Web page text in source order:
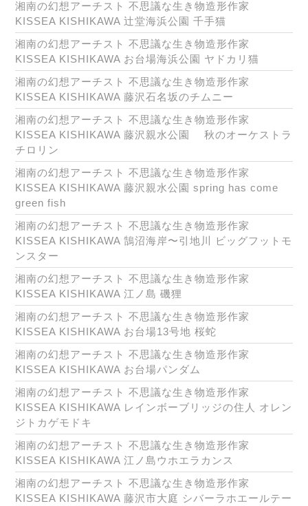
湘南の幻想アーチスト 不思議な生き物造形作家
KISSEA KISHIKAWA 辻堂海浜公園 千手猫
湘南の幻想アーチスト 不思議な生き物造形作家
KISSEA KISHIKAWA お台場海浜公園 ヤドカリ猫
湘南の幻想アーチスト 不思議な生き物造形作家
KISSEA KISHIKAWA 藤沢石名坂のチムニー
湘南の幻想アーチスト 不思議な生き物造形作家
KISSEA KISHIKAWA 藤沢親水公園 秋のオーケストラ
チロリン
湘南の幻想アーチスト 不思議な生き物造形作家
KISSEA KISHIKAWA 藤沢親水公園 spring has come
green fish
湘南の幻想アーチスト 不思議な生き物造形作家
KISSEA KISHIKAWA 鵠沼海岸〜引地川 ビッグフットモ
ンスター
湘南の幻想アーチスト 不思議な生き物造形作家
KISSEA KISHIKAWA 江ノ島 磯狸
湘南の幻想アーチスト 不思議な生き物造形作家
KISSEA KISHIKAWA お台場13号地 桜蛇
湘南の幻想アーチスト 不思議な生き物造形作家
KISSEA KISHIKAWA お台場パンダム
湘南の幻想アーチスト 不思議な生き物造形作家
KISSEA KISHIKAWA レインボーブリッジの住人 オレン
ジトカゲモドキ
湘南の幻想アーチスト 不思議な生き物造形作家
KISSEA KISHIKAWA 江ノ島ウホエラカンス
湘南の幻想アーチスト 不思議な生き物造形作家
KISSEA KISHIKAWA 藤沢市大庭 シバーラホエールテー